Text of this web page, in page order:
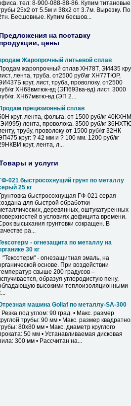
тел: 8-900-088-88-86. Купим титановые
25х2 от 5.5м и 38х2 от 3.7м. Вырезку. По
Бесшовные. Купим бесшов...
Предложения на поставку
продукции, цены
Жаропрочный литьевой сплав
жаропрочный сплав ХН78Т, ЭИ435
лента, труба. от2500 руб\кг ХН77ТЮР,
круг, лист, труба, проволоку. от2500
кг ХН68вмтюк-вд (ЭП693ва-вд) лист. 3000
кг. ХН67мвтю-вд (ЭП 2...
прецизионный сплав
круг, лента, фольга. от 1500 руб/кг 40КХНМ
лента, проволока. 3500 руб/кг
трубу, проволоку от 1500 руб/кг 32НК
круг: ? 42 мм и ? 100 мм. 1200 руб/кг
круг, лента, л...
и услуги
021 быстросохнущий грунт по металлу
25 кг
быстросохнущая ГФ-021 серая
для быстрой обработки
деревянных, оштукатуренных
в условиях дефицита времени.
высыхания грунтовки сокращен. В
ра...
- огнезащита по металлу на
30 кг
"Тексотерм" - огнезащитная эмаль, на
основе. При воздействии
свыше 200 градусов –
образуя углеродистую пену,
высокими теплоизоляционными
машина Goliaf по металлу-SA-300
Резка под углом: 90 град. • Макс. размер
трубы: 90 мм • Макс. размер
80х80 мм • Макс. диаметр круглого
50 мм • Устанавливаемая дисковая
300 мм • Рассчитан на...